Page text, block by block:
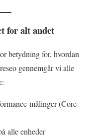
for alt andet
betydning for, hvordan
gennemgår vi alle
målinger (Core
alle enheder